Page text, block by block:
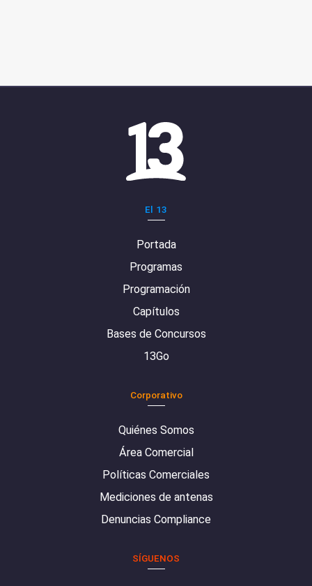
El 13
Portada
Programas
Programación
Capítulos
Bases de Concursos
13Go
Corporativo
Quiénes Somos
Área Comercial
Políticas Comerciales
Mediciones de antenas
Denuncias Compliance
SÍGUENOS